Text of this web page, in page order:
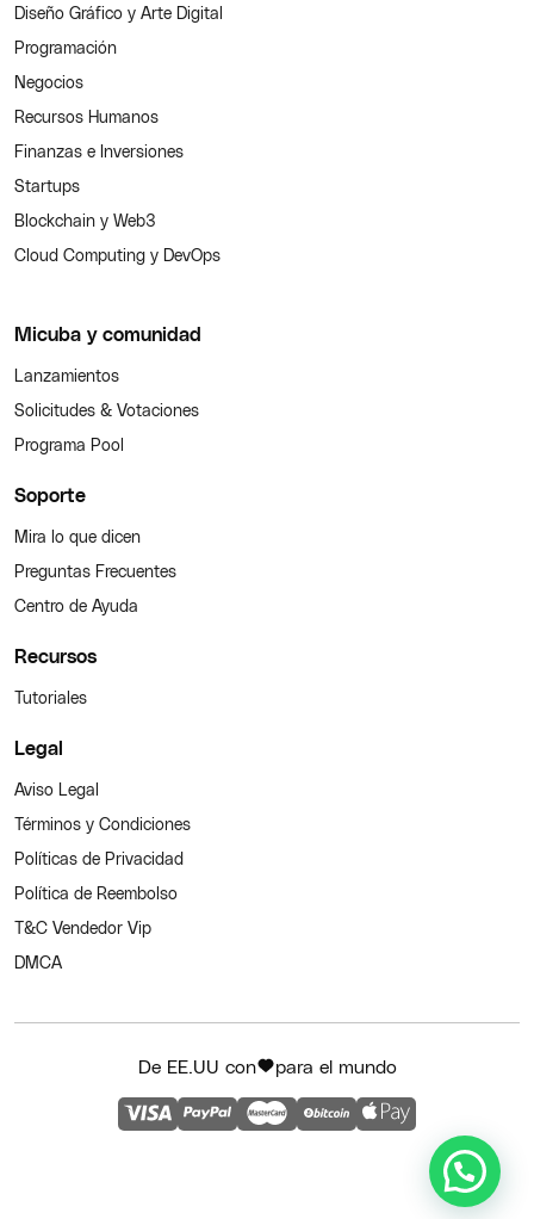
Diseño Gráfico y Arte Digital
Programación
Negocios
Recursos Humanos
Finanzas e Inversiones
Startups
Blockchain y Web3
Cloud Computing y DevOps
Micuba y comunidad
Lanzamientos
Solicitudes & Votaciones
Programa Pool
Soporte
Mira lo que dicen
Preguntas Frecuentes
Centro de Ayuda
Recursos
Tutoriales
Legal
Aviso Legal
Términos y Condiciones
Políticas de Privacidad
Política de Reembolso
T&C Vendedor Vip
DMCA
De EE.UU con para el mundo